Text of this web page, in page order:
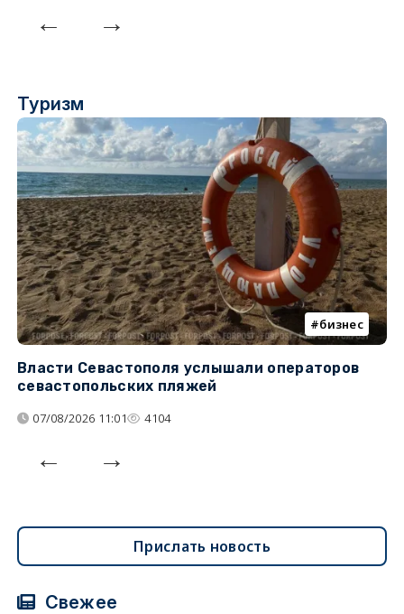
Туризм
бизнес
Власти Севастополя услышали операторов
севастопольских пляжей
07/08/2026 11:01 4104
Прислать новость
Свежее